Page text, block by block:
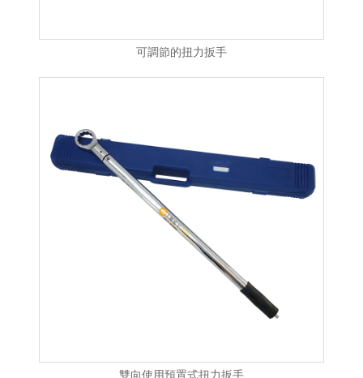
可調節的扭力扳手
雙向使用預置式扭力扳手